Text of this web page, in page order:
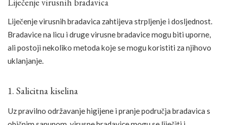
Liječenje virusnih bradavica zahtijeva strpljenje i dosljednost.
Bradavice na licu i druge virusne bradavice mogu biti uporne,
ali postoji nekoliko metoda koje se mogu koristiti za njihovo
uklanjanje.
1. Salicitna kiselina
Uz pravilno održavanje higijene i pranje područja bradavica s